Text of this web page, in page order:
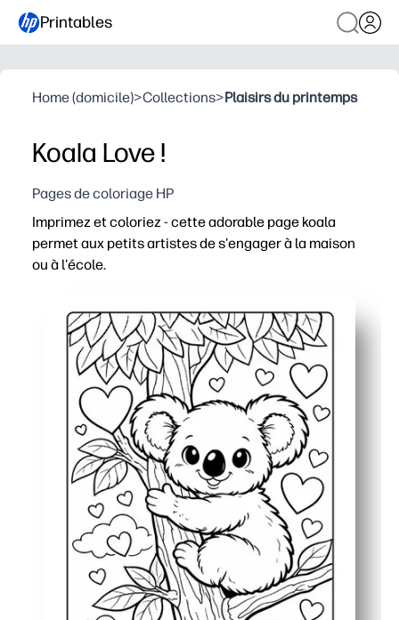
Printables
Home (domicile)>Collections>Plaisirs du printemps
Koala Love !
Pages de coloriage HP
Imprimez et coloriez - cette adorable page koala
permet aux petits artistes de s'engager à la maison
ou à l'école.
Renforcer la motricité fine, le contrôle au crayon et
Engagement facile n'importe où - parfait pour les
Polyvalent et réimprimable - utilisez des crayons, des